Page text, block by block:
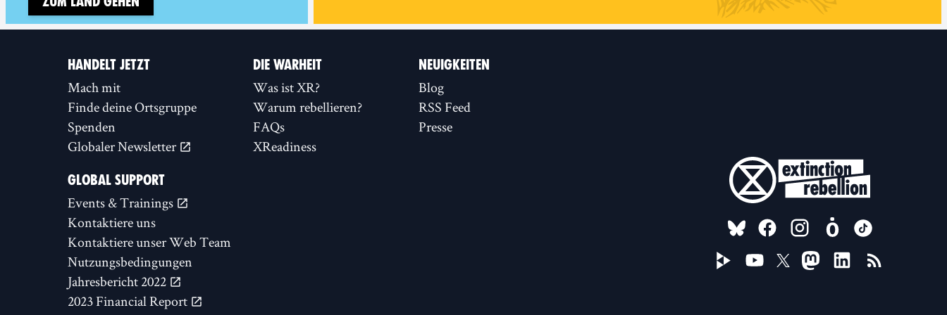
HANDELT JETZT
Mach mit
Finde deine Ortsgruppe
Spenden
Globaler Newsletter
DIE WARHEIT
Was ist XR?
Warum rebellieren?
FAQs
XReadiness
NEUIGKEITEN
Blog
RSS Feed
Presse
GLOBAL SUPPORT
Events & Trainings
Kontaktiere uns
Kontaktiere unser Web Team
Nutzungsbedingungen
Jahresbericht 2022
2023 Financial Report
FOLLOW US ON